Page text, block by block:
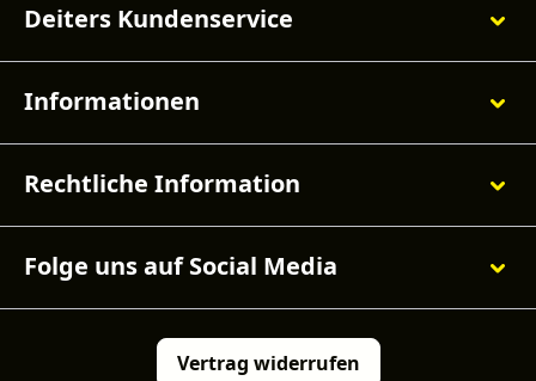
Deiters Kundenservice
Informationen
Rechtliche Information
Folge uns auf Social Media
Vertrag widerrufen